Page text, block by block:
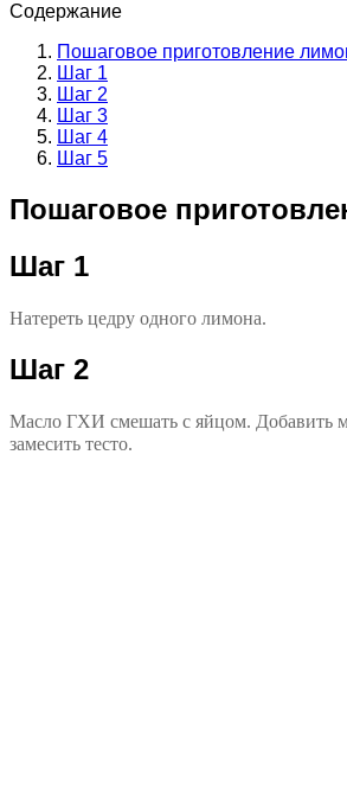
Содержание
Пошаговое приготовление
Шаг 1
Шаг 2
Шаг 3
Шаг 4
Шаг 5
Пошаговое
Шаг 1
Натереть цедру одного лимона.
Шаг 2
Масло ГХИ смешать с яйцом. Добавить
замесить тесто.